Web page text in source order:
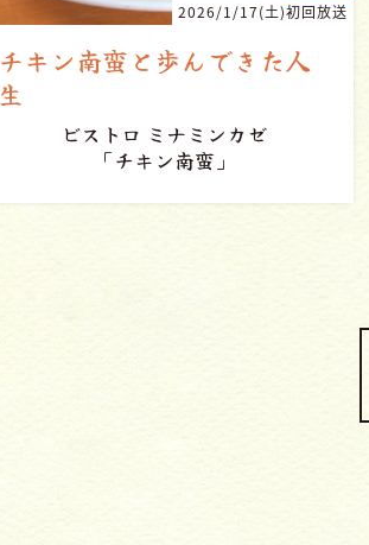
2025/10/4（土)初回放送
お客さんの喜ぶ顔のために
諭吉そば「諭吉ラーメン」